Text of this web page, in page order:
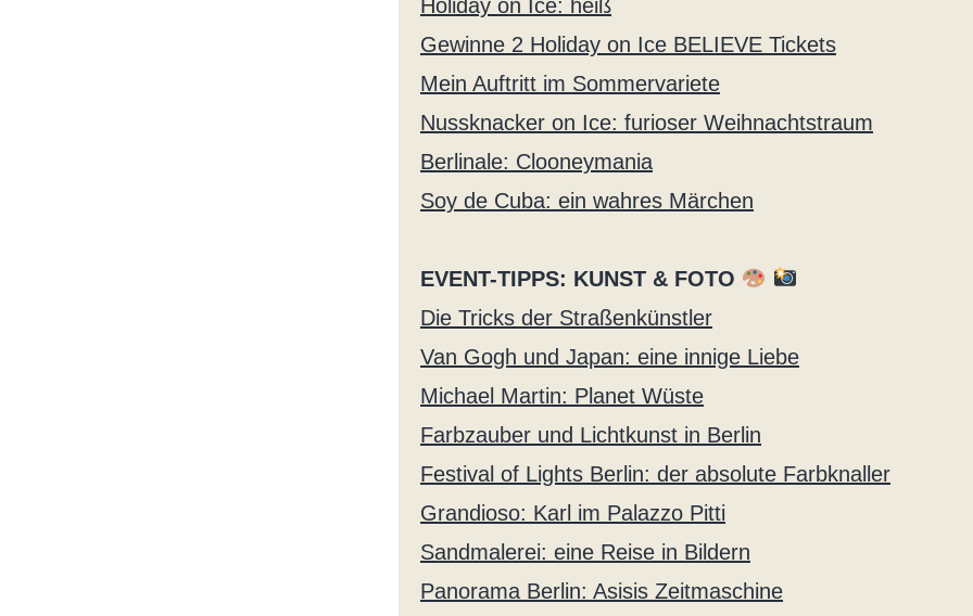
Holiday on Ice: heiß
Gewinne 2 Holiday on Ice BELIEVE Tickets
Mein Auftritt im Sommervariete
Nussknacker on Ice: furioser Weihnachtstraum
Berlinale: Clooneymania
Soy de Cuba: ein wahres Märchen
EVENT-TIPPS: KUNST & FOTO
Die Tricks der Straßenkünstler
Van Gogh und Japan: eine innige Liebe
Michael Martin: Planet Wüste
Farbzauber und Lichtkunst in Berlin
Festival of Lights Berlin: der absolute Farbknaller
Grandioso: Karl im Palazzo Pitti
Sandmalerei: eine Reise in Bildern
Panorama Berlin: Asisis Zeitmaschine